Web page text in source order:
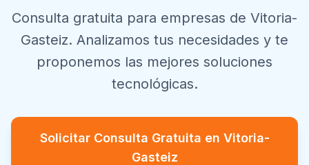
Consulta gratuita para empresas de Vitoria-
Gasteiz. Analizamos tus necesidades y te
proponemos las mejores soluciones
tecnológicas.
Solicitar Consulta Gratuita en Vitoria-
Gasteiz